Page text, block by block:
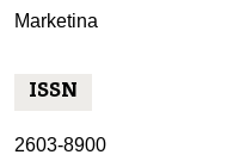
Marketina
ISSN
2603-8900